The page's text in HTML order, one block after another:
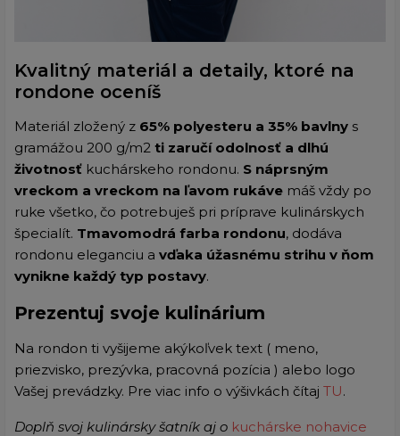
Kvalitný materiál a detaily, ktoré na
rondone oceníš
Materiál zložený z 65% polyesteru a 35% bavlny s
gramážou 200 g/m2 ti zaručí odolnosť a dlhú
životnosť kuchárskeho rondonu. S náprsným
vreckom a vreckom na ľavom rukáve máš vždy po
ruke všetko, čo potrebuješ pri príprave kulinárskych
špecialít. Tmavomodrá farba rondonu, dodáva
rondonu eleganciu a vďaka úžasnému strihu v ňom
vynikne každý typ postavy.
Prezentuj svoje kulinárium
Na rondon ti vyšijeme akýkoľvek text ( meno,
priezvisko, prezývka, pracovná pozícia ) alebo logo
Vašej prevádzky. Pre viac info o výšivkách čítaj TU.
Doplň svoj kulinársky šatník aj o kuchárske nohavice